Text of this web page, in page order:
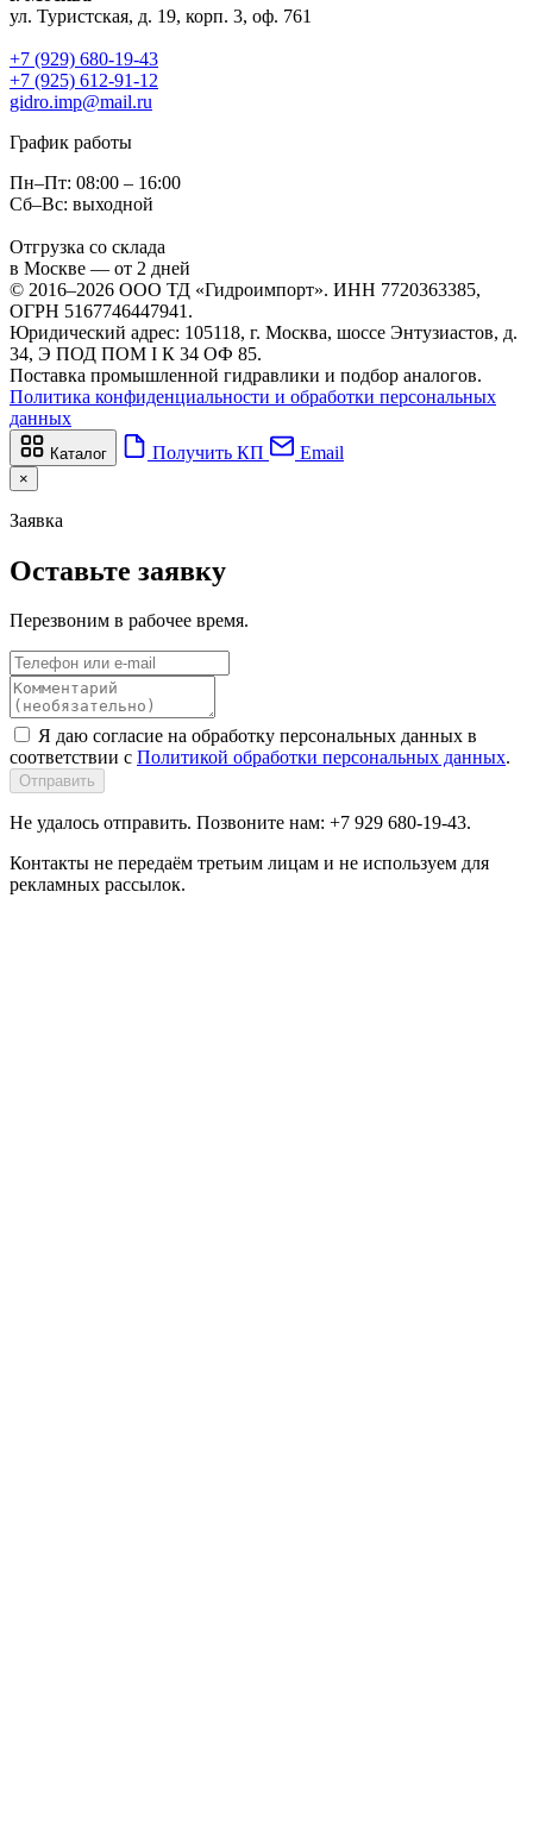
ул. Туристская, д. 19, корп. 3, оф. 761
+7 (929) 680-19-43
+7 (925) 612-91-12
gidro.imp@mail.ru
График работы
Пн–Пт: 08:00 – 16:00
Сб–Вс: выходной
Отгрузка со склада
в Москве — от 2 дней
© 2016–2026 ООО ТД «Гидроимпорт». ИНН 7720363385,
ОГРН 5167746447941.
Юридический адрес: 105118, г. Москва, шоссе Энтузиастов, д.
34, Э ПОД ПОМ I К 34 ОФ 85.
Поставка промышленной гидравлики и подбор аналогов.
Политика конфиденциальности и обработки персональных
данных
Каталог Получить КП Email
×
Заявка
Оставьте заявку
Перезвоним в рабочее время.
Я даю согласие на обработку персональных данных в
соответствии с Политикой обработки персональных данных.
Отправить
Не удалось отправить. Позвоните нам: +7 929 680-19-43.
Контакты не передаём третьим лицам и не используем для
рекламных рассылок.